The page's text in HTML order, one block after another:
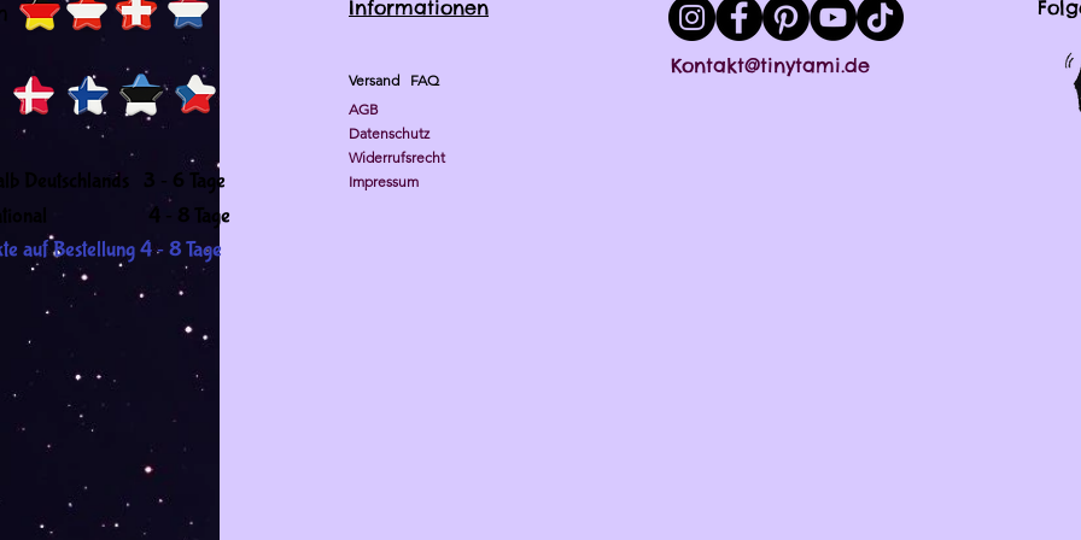
Deutschlands 3 - 6 Tage
4 - 8 Tage
Informationen
Versand FAQ
AGB
Datenschutz
Widerrufsrecht
Impressum
auf Bestellung 4 - 8 Tage
Kontakt@tinytami.de